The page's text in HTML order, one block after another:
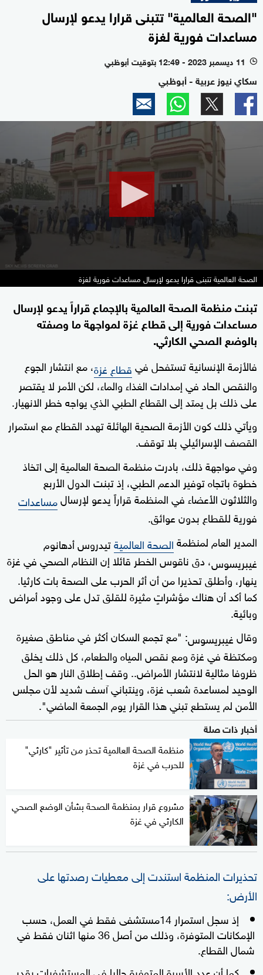
"الصحة العالمية" تتبنى قرارا يدعو لإرسال
مساعدات فورية لغزة
l 11 ديسمبر 2023 - 12:49 بتوقيت أبوظبي
سكاي نيوز عربية - أبوظبي
minutes,
17
seconds
الصحة العالمية تتبنى قرارا يدعو لإرسال مساعدات فورية لغزة
تبنت منظمة الصحة العالمية بالإجماع قراراً يدعو لإرسال
مساعدات فورية إلى قطاع غزة لمواجهة ما وصفته
بالوضع الصحي الكارثي.
فالأزمة الإنسانية تستفحل فيقطاع غزة، مع انتشار الجوع
والنقص الحاد في إمدادات الغذاء والماء، لكن الأمر لا يقتصر
على ذلك بل يمتد إلى القطاع الطبي الذي يواجه خطر الانهيار.
ويأتي ذلك كون الأزمة الصحية الهائلة تهدد القطاع مع استمرار
القصف الإسرائيلي بلا توقف.
وفي مواجهة ذلك، بادرت منظمة الصحة العالمية إلى اتخاذ
خطوة باتجاه توفير الدعم الطبي، إذ تبنت الدول الأربع
والثلاثون الأعضاء في المنظمة قراراً يدعو لإرسالمساعدات
فورية للقطاع بدون عوائق.
المدير العام لمنظمةالصحة العالميةتيدروس أدهانوم
غيبريسوس، دق ناقوس الخطر قائلا إن النظام الصحي في غزة
ينهار، وأطلق تحذيرا من أن أثر الحرب على الصحة بات كارثيا.
كما أكد أن هناك مؤشراتٍ مثيرة للقلق تدل على وجود أمراض
وبائية.
وقالغيبريسوس: "مع تجمع السكان أكثر في مناطق صغيرة
ومكتظة في غزة ومع نقص المياه والطعام، كل ذلك يخلق
ظروفا مثالية لانتشار الأمراض.. وقف إطلاق النار هو الحل
الوحيد لمساعدة شعب غزة، وينتباني آسف شديد لأن مجلس
الأمن لم يستطع تبني هذا القرار يوم الجمعة الماضي".
أخبار ذات صلة
منظمة الصحة العالمية تحذر من تأثير "كارثي"
للحرب في غزة
مشروع قرار بمنظمة الصحة بشأن الوضع الصحي
الكارثي في غزة
تحذيرات المنظمة استندت إلى معطيات رصدتها على
الأرض:
إذ سجل استمرار 14مستشفى فقط في العمل، حسب
الإمكانات المتوفرة، وذلك من أصل 36 منها اثنان فقط في
شمال القطاع.